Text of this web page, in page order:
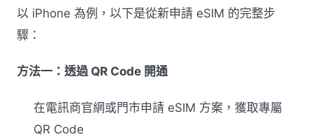
以 iPhone 為例，以下是從新申請 eSIM 的完整步
驟：
方法一：透過 QR Code 開通
在電訊商官網或門市申請 eSIM 方案，獲取專屬
QR Code